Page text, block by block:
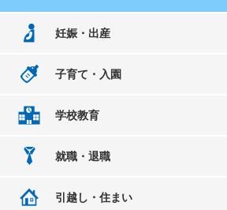
妊娠・出産
子育て・入園
学校教育
就職・退職
引越し・住まい